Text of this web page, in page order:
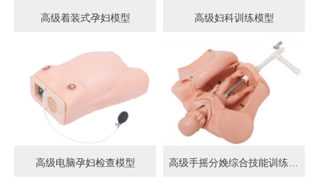
高级着装式孕妇模型 高级妇科训练模型
高级电脑孕妇检查模型 高级手摇分娩综合技能训练模型